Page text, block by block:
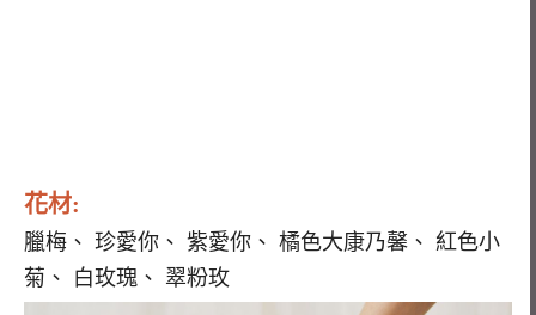
花材:
臘梅、 珍愛你、 紫愛你、 橘色大康乃馨、 紅色小
菊、 白玫瑰、 翠粉玫